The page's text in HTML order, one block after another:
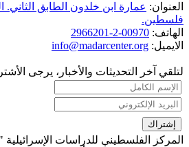
العنوان: عمارة ابن خلدون الطابق الثاني.
فلسطين.
الهاتف: 00970-2-2966201
الايميل: info@madarcenter.org
لتلقي آخر التحديثات والأخبار، يرجى
المركز الفلسطيني للدراسات